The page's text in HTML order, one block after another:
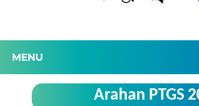
MENU
Arahan PTGS